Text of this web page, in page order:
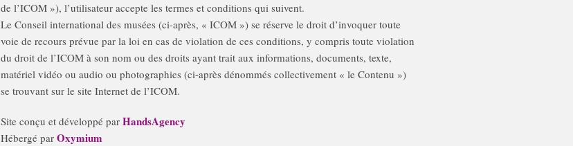
de l’ICOM »), l’utilisateur accepte les termes et conditions qui suivent.
Le Conseil international des musées (ci-après, « ICOM ») se réserve le droit d’invoquer toute
voie de recours prévue par la loi en cas de violation de ces conditions, y compris toute violation
du droit de l’ICOM à son nom ou des droits ayant trait aux informations, documents, texte,
matériel vidéo ou audio ou photographies (ci-après dénommés collectivement « le Contenu »)
se trouvant sur le site Internet de l’ICOM.
Site conçu et développé par HandsAgency
Hébergé par Oxymium